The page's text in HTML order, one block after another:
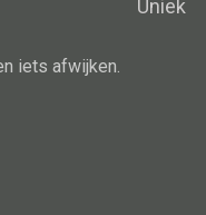
Uniek
iets afwijken.